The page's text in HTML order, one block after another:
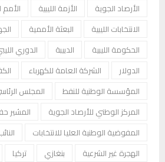
الأرصاد الجوية
الأزمة الليبية
الانتخابات الليبية
البعثة الأممية
الحكومة الليبية
الدبيبة
الدوري
الدولار
الشركة العامة للكهرباء
المؤسسة الوطنية للنفط
المجلس
المركز الوطني للأرصاد الجوية
المشير
المفوضية الوطنية العليا للانتخابات
الهجرة غير الشرعية
بنغازي تركيا